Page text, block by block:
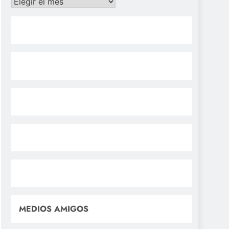
MEDIOS AMIGOS